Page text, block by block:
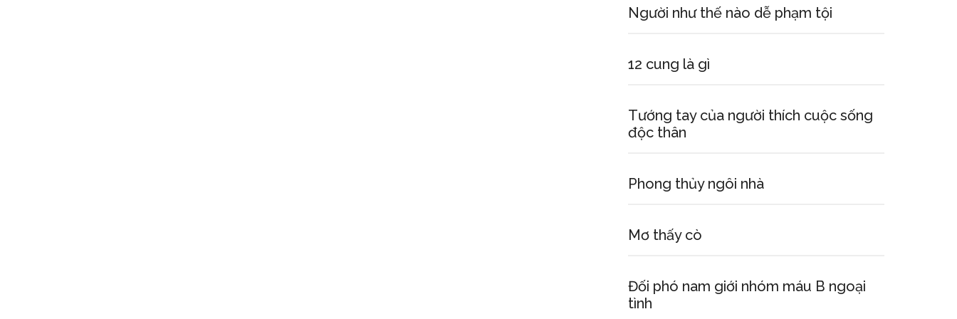
Người như thế nào dễ phạm tội
12 cung là gì
Tướng tay của người thích cuộc sống
độc thân
Phong thủy ngôi nhà
Mơ thấy cò
Đối phó nam giới nhóm máu B ngoại
tình